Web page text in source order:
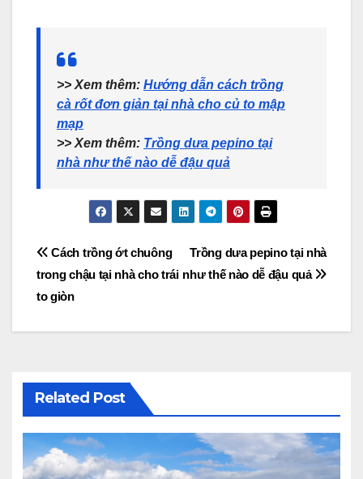
>> Xem thêm: Hướng dẫn cách trồng
cà rốt đơn giản tại nhà cho củ to mập
mạp
>> Xem thêm: Trồng dưa pepino tại
nhà như thế nào dễ đậu quả
Điều
hướng
bài
Trồng dưa pepino tại nhà
như thế nào dễ đậu quả
Cách trồng ớt chuông
trong chậu tại nhà cho trái
to giòn
Related Post